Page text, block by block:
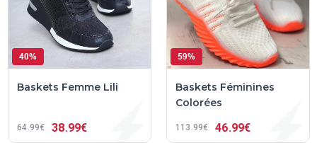
40%
Baskets Femme Lili
64 99€ 38 99€
59%
Baskets Féminines
Colorées
113 99€ 46 99€